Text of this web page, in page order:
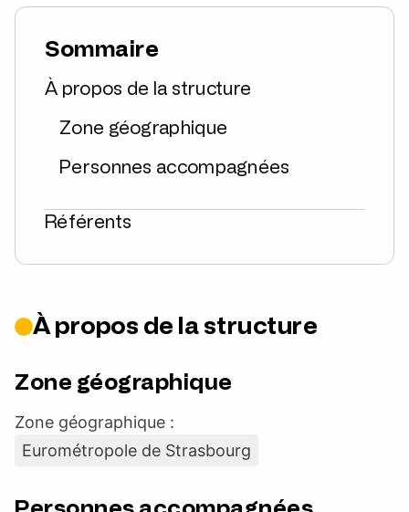
Sommaire
À propos de la structure
Zone géographique
Personnes accompagnées
Référents
À propos de la structure
Zone géographique
Zone géographique :
Eurométropole de Strasbourg